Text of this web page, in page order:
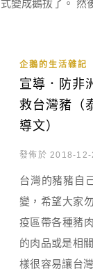
式變成鵝拔了。 然
企鵝的生活雜記
宣導．防非
救台灣豬（
導文）
發佈於 2018-12-
台灣的豬豬自
變，希望大家
疫區帶各種豬
的肉品或是相
樣很容易讓台